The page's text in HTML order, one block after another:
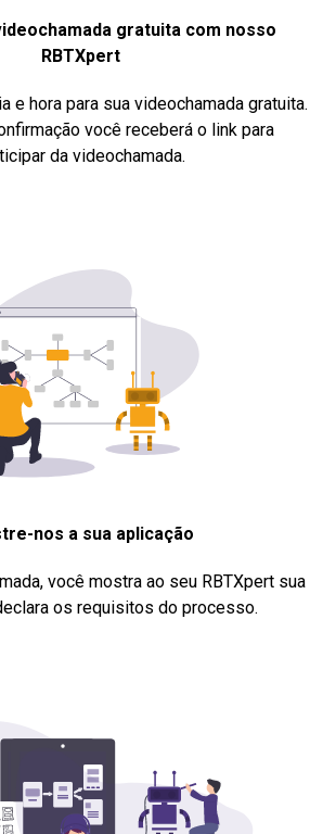
gratuita com nosso
RBTXpert
e hora para sua videochamada gratuita.
você receberá o link para
da videochamada.
nos a sua aplicação
você mostra ao seu RBTXpert sua
os requisitos do processo.